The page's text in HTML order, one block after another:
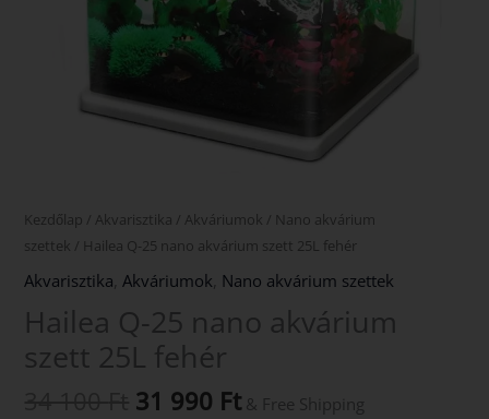
Kezdőlap / Akvarisztika / Akváriumok / Nano akvárium
szettek / Hailea Q-25 nano akvárium szett 25L fehér
Akvarisztika Akváriumok Nano akvárium szettek
Hailea Q-25 nano akvárium
szett 25L fehér
31 990 Ft & Free Shipping